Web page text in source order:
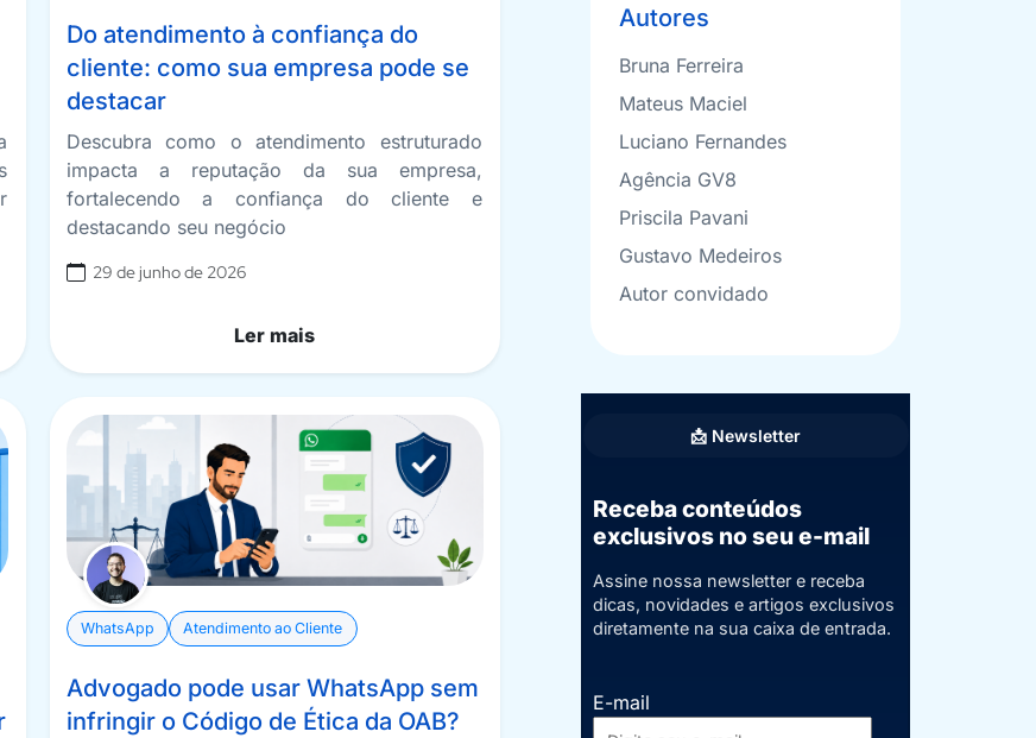
Do atendimento à confiança do
cliente: como sua empresa pode se
destacar
Descubra como o atendimento estruturado
impacta a reputação da sua empresa,
fortalecendo a confiança do cliente e
destacando seu negócio
29 de junho de 2026
Ler mais
WhatsApp Atendimento ao Cliente
Advogado pode usar WhatsApp sem
infringir o Código de Ética da OAB?
Autores
Bruna Ferreira
Mateus Maciel
Luciano Fernandes
Agência GV8
Priscila Pavani
Gustavo Medeiros
Autor convidado
📩 Newsletter
Receba conteúdos
exclusivos no seu e-mail
Assine nossa newsletter e receba
dicas, novidades e artigos exclusivos
diretamente na sua caixa de entrada.
E-mail